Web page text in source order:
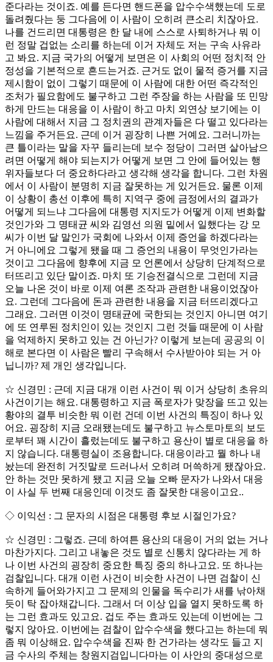
준다라는 것이죠. 예를 든다면 핸드폰을 압수수색했는데 도로
돌려줬다는 둥 그다음에 이 사람이 오히려 큰소리 치잖아요.
나를 건드리면 대통령은 한 달 내에 스스로 사퇴하거나 뭐 이
런 정말 겁없는 소리를 하는데 이거 자체도 저는 구속 사유라
고 봐요. 지금 국가의 어떻게 보면은 이 사회의 어떤 정치적 안
정성을 기본적으로 흔드는거죠. 근거도 없이 물적 증거를 지금
제시함이 없이 그렇기 때문에 이 사람에 대한 어떤 즉각적인
조처가 필요함에도 불구하고 그런 주장을 하는 사람을 또 민망
하게 만드는 대응을 이 사람이 하고 마치 외연상 보기에는 이
사람에 대해서 지금 그 정치권의 관계자들은 다 떨고 있다라는
느낌을 주거든요. 근데 이거 굉장히 나쁜 거예요. 그러니까는
큰 틀이라는 말을 자꾸 들리는데 보수 정당이 그러면 살아남으
려면 어떻게 해야 되는지가 어떻게 보면 그 안에 들어있는 행
위자들보다 더 중요하다라고 생각해 생각을 합니다. 그런 차원
에서 이 사람이 분명히 지금 잘못하는 게 있거든요. 물론 이제
이 상황이 총선 이후에 특히 지역구 중에 금정에서의 결과가
어떻게 되느냐 그다음에 대통령 지지도가 어떻게 이제 변화할
것인가와 그 명태균 씨와 김영선 의원 밑에서 일했다는 강 모
씨가 이번 달 말인가 국회에 나와서 이제 증언을 하겠다라는
거 아니에요 그렇게 됐을 때 그 증언의 내용이 무엇인가라는
것이고 그다음에 향후에 지금 모 언론에서 상당히 단계적으로
터뜨리고 있단 말이죠. 마치 또 기승전결식으로 그런데 지금
오늘 나온 것이 바로 이제 여론 조작과 관련한 내용이었잖아
요. 그런데 그다음에 돈과 관련한 내용을 지금 터뜨리겠다고
그래요. 그러면 이것이 명태균에 국한되는 것인지 아니면 여기
에 또 연루된 정치인이 있는 것인지 그런 것들 때문에 이 사람
을 억제하지 못하고 있는 건 아닌가? 이렇게 보는데 공공의 이
해로 본다면 이 사람은 빨리 구속해서 수사받아야 되는 거 아
닙니까? 제 개인 생각입니다.
☆ 신경민 : 근데 지금 대개 이런 사건이 뭐 이거 상당히 초유의
사건이기는 해요. 대통령하고 지금 폭로자가 맞장을 뜨고 있는
황야의 결투 비슷한 뭐 이런 건데 이번 사건의 특징이 하나 있
어요. 굉장히 지금 오래됐는데도 불구하고 뉴스토마토의 보도
로부터 꽤 시간이 흘렀는데도 불구하고 용산이 별로 대응을 하
지 않습니다. 대통령실이 조용합니다. 대응이라고 뭘 하나 내
놨는데 완전히 거짓말로 드러나서 오히려 머쓱하게 됐잖아요.
안 하는 것만 못하게 됐고 지금 오늘 오빠 문자가 나와서 대응
이 사실 두 번째 대응인데 이것도 좀 잘못한 대응이고요..
◇ 이익선 : 그 문자의 시점은 대통령 후보 시절인가요?
☆ 신경민 : 그렇죠. 근데 하여튼 용산의 대응이 거의 없는 거나
마찬가지다. 그리고 내놓은 것도 별로 신통치 않다라는 게 하
나 이번 사건의 굉장히 중요한 특징 중의 하나고요. 또 하나는
검찰입니다. 대개 이런 사건이 비슷한 사건이 나면 검찰이 신
속하게 들어와가지고 그 문제의 인물을 독수리가 새를 낚아채
듯이 탁 잡아채갑니다. 그래서 더 이상 입을 열지 못하도록 하
는 그런 효과도 있고요. 겁도 주는 효과도 있는데 이번에는 그
렇지 않아요. 이번에는 검찰이 압수수색을 했다고는 하는데 뭐
좀 뭐 이상해요. 압수수색을 진짜 한 건가라는 생각도 들고 지
금 수사의 주체는 창원지검입니다마는 이 사안의 중대성으로